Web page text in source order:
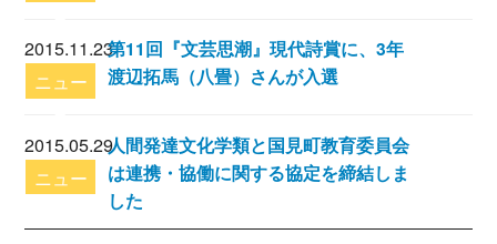
2015.11.23
ニュー
第11回『文芸思潮』現代詩賞に、3年
渡辺拓馬（八畳）さんが入選
2015.05.29
ニュー
人間発達文化学類と国見町教育委員会
は連携・協働に関する協定を締結しま
した